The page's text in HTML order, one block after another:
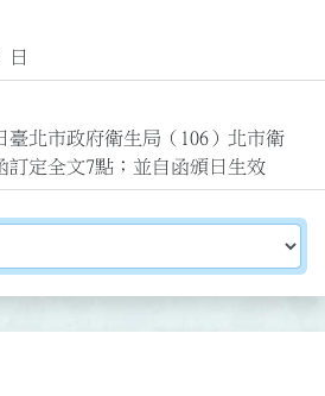
日
臺北市政府衛生局（106）北市衛
訂定全文7點；並自函頒日生效